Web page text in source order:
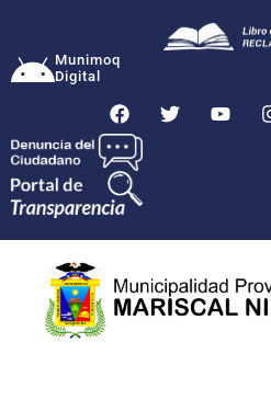
Munimoq
Digital